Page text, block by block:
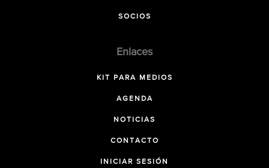
SOCIOS
Enlaces
KIT PARA MEDIOS
AGENDA
NOTICIAS
CONTACTO
INICIAR SESIÓN